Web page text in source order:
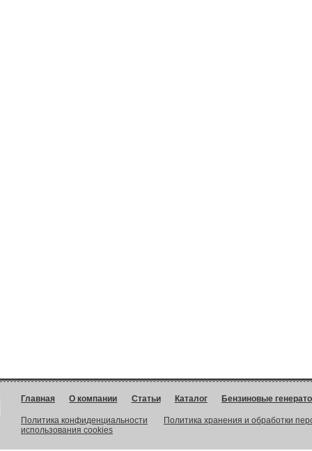
Главная О компании Статьи Каталог Бензиновые
Политика конфиденциальности
Политика хранения и обработки
использования cookies